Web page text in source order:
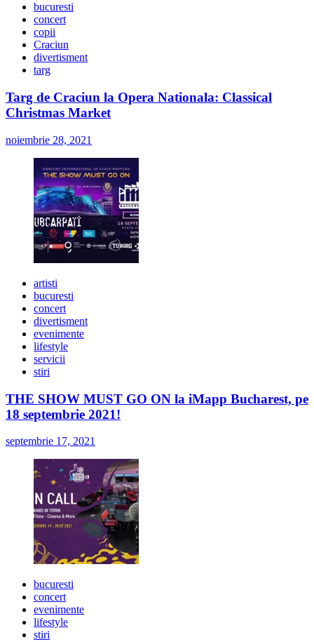
bucuresti
concert
copii
Craciun
divertisment
targ
Targ de Craciun la Opera Nationala: Classical
Christmas Market
noiembrie 28, 2021
artisti
bucuresti
concert
divertisment
evenimente
lifestyle
servicii
stiri
THE SHOW MUST GO ON la iMapp Bucharest, pe
18 septembrie 2021!
septembrie 17, 2021
bucuresti
concert
evenimente
lifestyle
stiri